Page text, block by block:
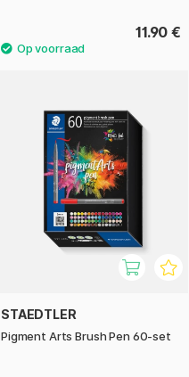
11.90 €
STAEDTLER
Pigment Arts Brush Pen 60-set